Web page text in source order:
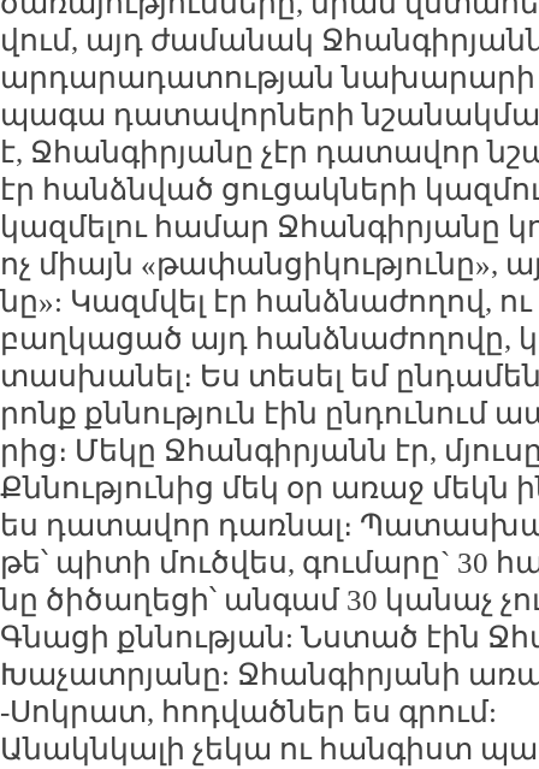
վում, այդ ժա­մա­նակ
ար­դա­րա­դա­տու­թյան նա­խա­րա­րի
պա­գա դա­տա­վոր­նե­րի
է, Ջհան­գի­րյա­նը չէր դա­տա­վոր
էր հան­ձն­ված ցու­ցակ­նե­րի
կազ­մե­լու հա­մար Ջհան­գի­րյա­նը
ոչ միայն «թա­փան­ցի­կու­թյու­նը»,
նը»: Կազմ­վել էր հանձ­նա­ժո­ղով,
բաղ­կա­ցած այդ
տաս­խա­նել։ Ես տե­սել եմ
րոնք քն­նու­թյուն էին
րից։ Մե­կը Ջհան­գի­րյանն էր,
Քն­նու­թյու­նից մեկ օր ա­ռաջ մեկն
ես դա­տա­վոր դառ­նալ։
թե՝ պի­տի մուծ­վես, գու­մա­րը` 30
նը ծի­ծա­ղե­ցի՝ ան­գամ 30 կա­նաչ
Գնա­ցի քն­նու­թյան: Նս­տած էին
Խա­չատ­րյա­նը: Ջհան­գի­րյա­նի
-Սոկ­րատ, հոդ­ված­ներ ես գրում:
Ա­նակն­կա­լի չե­կա ու հան­գիստ